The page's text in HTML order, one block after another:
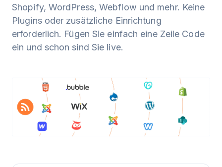
Shopify, WordPress, Webflow und mehr. Keine
Plugins oder zusätzliche Einrichtung
erforderlich. Fügen Sie einfach eine Zeile Code
ein und schon sind Sie live.